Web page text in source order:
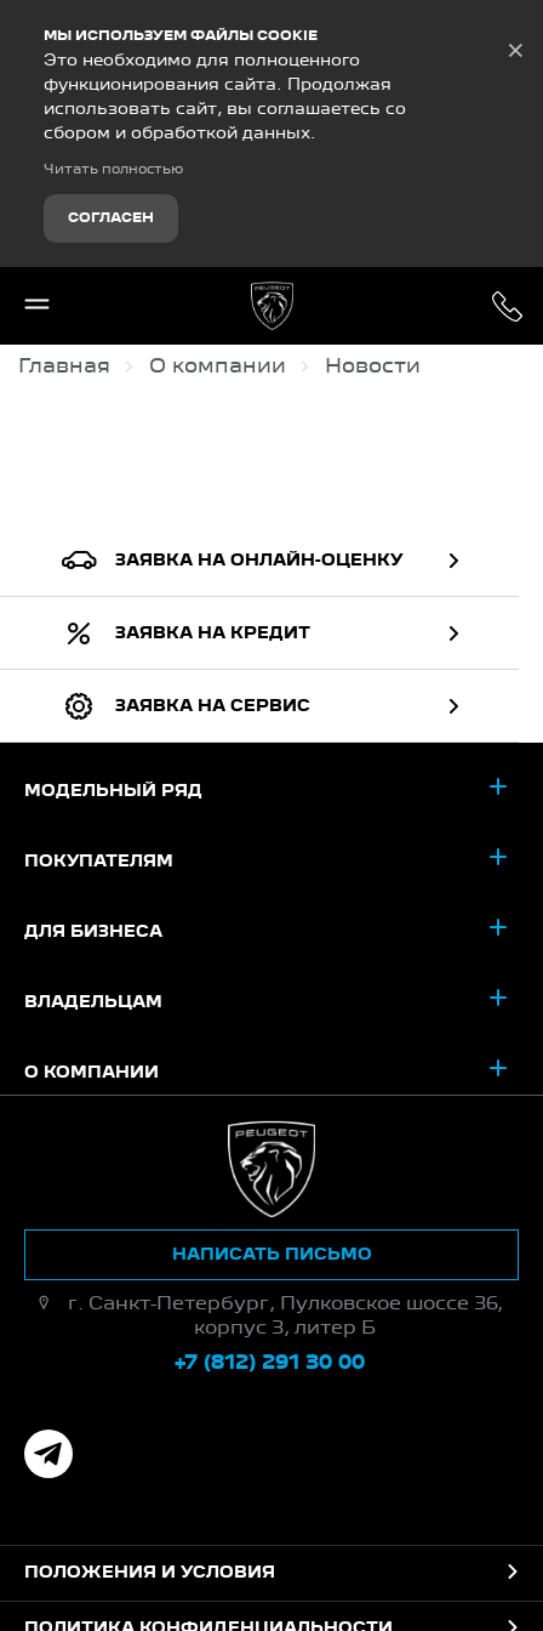
МЫ ИСПОЛЬЗУЕМ ФАЙЛЫ COOKIE
Это необходимо для полноценного
функционирования сайта. Продолжая
использовать сайт, вы соглашаетесь со
сбором и обработкой данных.
Читать полностью
СОГЛАСЕН
×
Главная О компании Новости
ЗАЯВКА НА ОНЛАЙН-ОЦЕНКУ
ЗАЯВКА НА КРЕДИТ
ЗАЯВКА НА СЕРВИС
МОДЕЛЬНЫЙ РЯД
ПОКУПАТЕЛЯМ
ДЛЯ БИЗНЕСА
ВЛАДЕЛЬЦАМ
О КОМПАНИИ
г. Санкт-Петербург, Пулковское шоссе 36,
корпус 3, литер Б
+7 (812) 291 30 00
НАПИСАТЬ ПИСЬМО
ПОЛОЖЕНИЯ И УСЛОВИЯ
ПОЛИТИКА КОНФИДЕНЦИАЛЬНОСТИ